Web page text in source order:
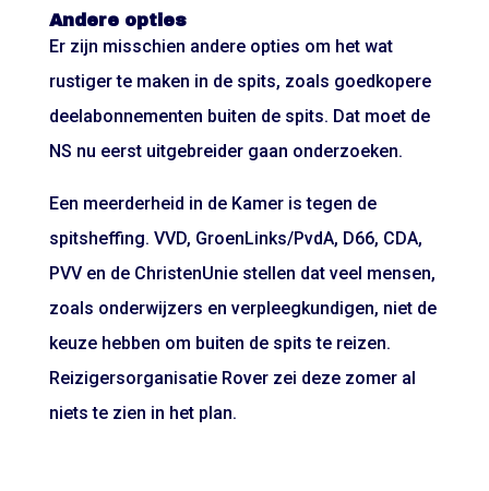
Andere opties
Er zijn misschien andere opties om het wat
rustiger te maken in de spits, zoals goedkopere
deelabonnementen buiten de spits. Dat moet de
NS nu eerst uitgebreider gaan onderzoeken.
Een meerderheid in de Kamer is tegen de
spitsheffing. VVD, GroenLinks/PvdA, D66, CDA,
PVV en de ChristenUnie stellen dat veel mensen,
zoals onderwijzers en verpleegkundigen, niet de
keuze hebben om buiten de spits te reizen.
Reizigersorganisatie Rover zei deze zomer al
niets te zien in het plan.